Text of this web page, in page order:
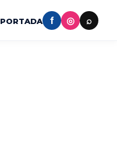
PORTADA f ◎ ⌕